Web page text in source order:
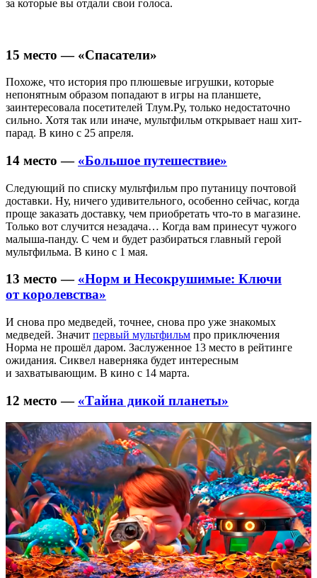
за которые вы отдали свои голоса.
15 место — «Спасатели»
Похоже, что история про плюшевые игрушки, которые
непонятным образом попадают в игры на планшете,
заинтересовала посетителей Тлум.Ру, только недостаточно
сильно. Хотя так или иначе, мультфильм открывает наш хит-
парад. В кино с 25 апреля.
14 место — «Большое путешествие»
Следующий по списку мультфильм про путаницу почтовой
доставки. Ну, ничего удивительного, особенно сейчас, когда
проще заказать доставку, чем приобретать что-то в магазине.
Только вот случится незадача… Когда вам принесут чужого
малыша-панду. С чем и будет разбираться главный герой
мультфильма. В кино с 1 мая.
13 место — «Норм и Несокрушимые: Ключи
от королевства»
И снова про медведей, точнее, снова про уже знакомых
медведей. Значит первый мультфильм про приключения
Норма не прошёл даром. Заслуженное 13 место в рейтинге
ожидания. Сиквел наверняка будет интересным
и захватывающим. В кино с 14 марта.
12 место — «Тайна дикой планеты»